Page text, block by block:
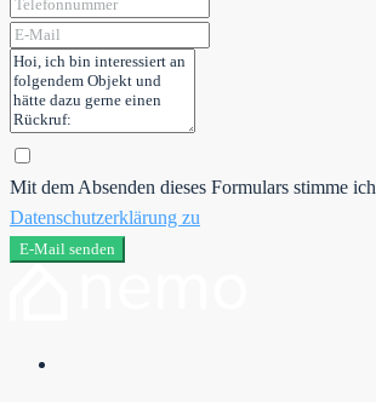
Mit dem Absenden dieses Formulars stimme ich
Datenschutzerklärung zu
E-Mail senden